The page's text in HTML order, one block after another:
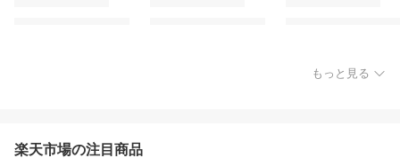
もっと見る
楽天市場の注目商品